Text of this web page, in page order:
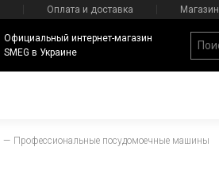
Оплата и доставка Магазин
Официальный интернет-магазин
SMEG в Украине
Профессиональные посудомоечные машины